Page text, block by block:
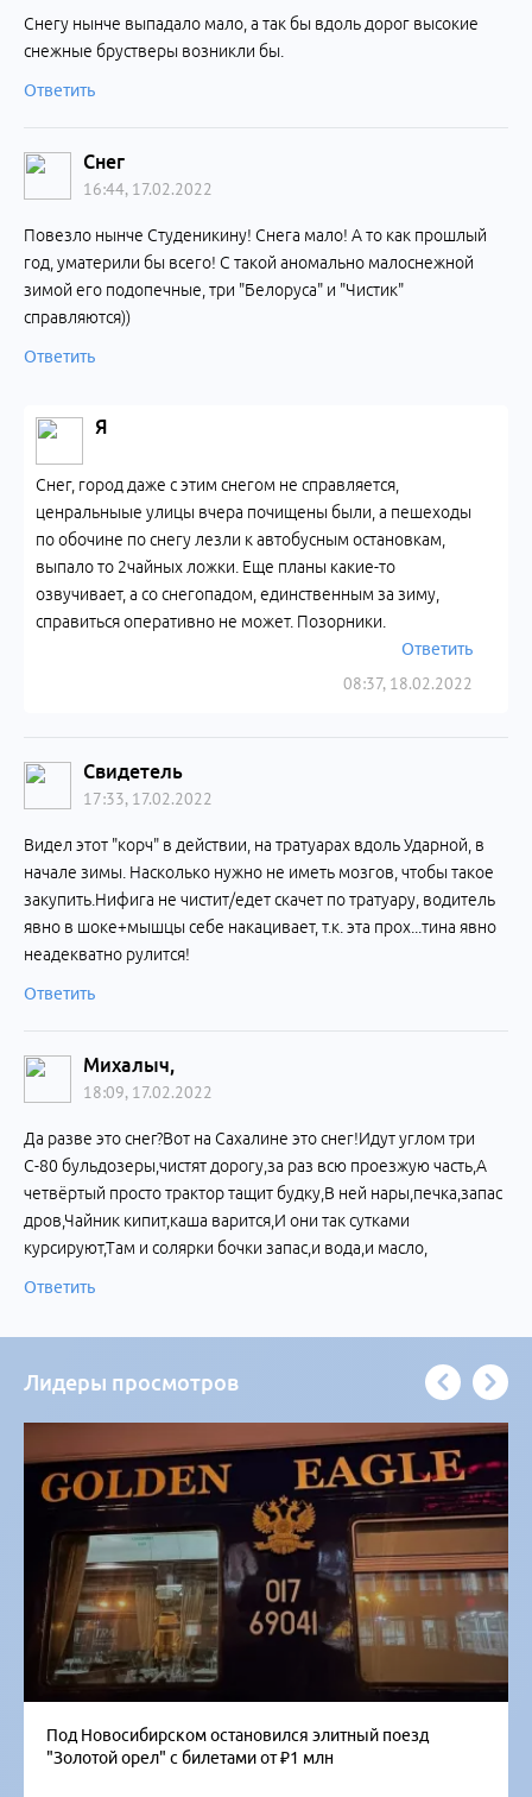
Снегу нынче выпадало мало, а так бы вдоль дорог высокие
снежные брустверы возникли бы.
Ответить
Снег
16:44, 17.02.2022
Повезло нынче Студеникину! Снега мало! А то как прошлый
год, уматерили бы всего! С такой аномально малоснежной
зимой его подопечные, три "Белоруса" и "Чистик"
справляются))
Ответить
Я
08:37, 18.02.2022
Снег, город даже с этим снегом не справляется,
ценральныые улицы вчера почищены были, а пешеходы
по обочине по снегу лезли к автобусным остановкам,
выпало то 2чайных ложки. Еще планы какие-то
озвучивает, а со снегопадом, единственным за зиму,
справиться оперативно не может. Позорники.
Ответить
Свидетель
17:33, 17.02.2022
Видел этот "корч" в действии, на тратуарах вдоль Ударной, в
начале зимы. Насколько нужно не иметь мозгов, чтобы такое
закупить.Нифига не чистит/едет скачет по тратуару, водитель
явно в шоке+мышцы себе накацивает, т.к. эта прох...тина явно
неадекватно рулится!
Ответить
Михалыч,
18:09, 17.02.2022
Да разве это снег?Вот на Сахалине это снег!Идут углом три
С-80 бульдозеры,чистят дорогу,за раз всю проезжую часть,А
четвёртый просто трактор тащит будку,В ней нары,печка,запас
дров,Чайник кипит,каша варится,И они так сутками
курсируют,Там и солярки бочки запас,и вода,и масло,
Ответить
Лидеры просмотров
Под Новосибирском остановился элитный поезд
"Золотой орел" с билетами от ₽1 млн